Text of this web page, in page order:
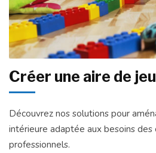
Créer une aire de
Découvrez nos solutions pour
intérieure adaptée aux besoins
professionnels.